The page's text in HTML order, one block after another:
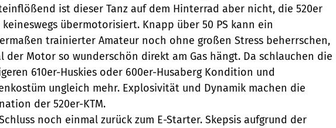
ist dieser Tanz auf dem Hinterrad aber nicht, die 520er
übermotorisiert. Knapp über 50 PS kann ein
trainierter Amateur noch ohne großen Stress beherrschen,
der Motor so wunderschön direkt am Gas hängt. Da schlauchen die
610er-Huskies oder 600er-Husaberg Kondition und
ungleich mehr. Explosivität und Dynamik machen die
der 520er-KTM.
noch einmal zurück zum E-Starter. Skepsis aufgrund der